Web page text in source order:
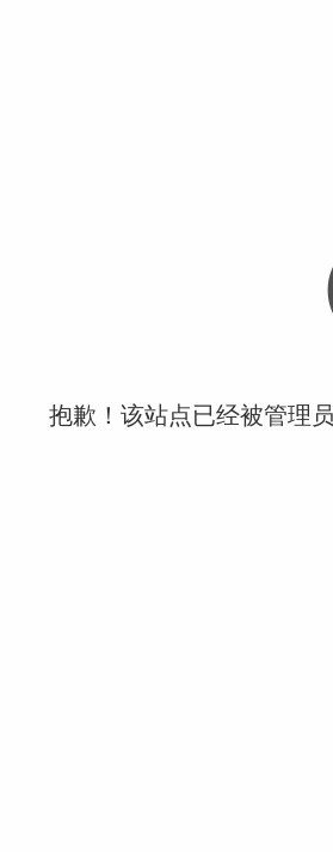
抱歉！该站点已经被管理